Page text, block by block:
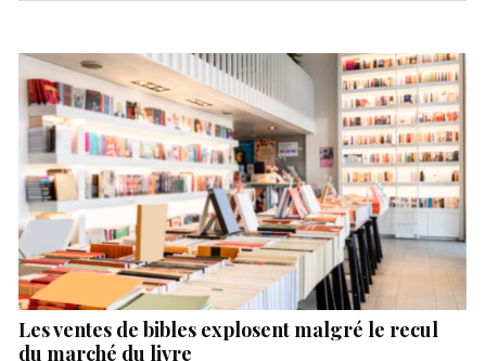
Les ventes de bibles explosent malgré le recul
du marché du livre